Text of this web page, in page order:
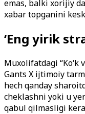
emas, balki xorijiy
xabar topganini
‘Eng yirik
Muxolifatdagi “Ko‘k
Gants X ijtimoiy
hech qanday
cheklashni yoki u
qabul qilmasligi